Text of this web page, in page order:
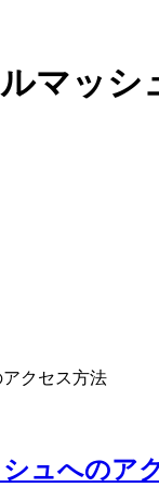
マッ
クセス方法
ュへのア